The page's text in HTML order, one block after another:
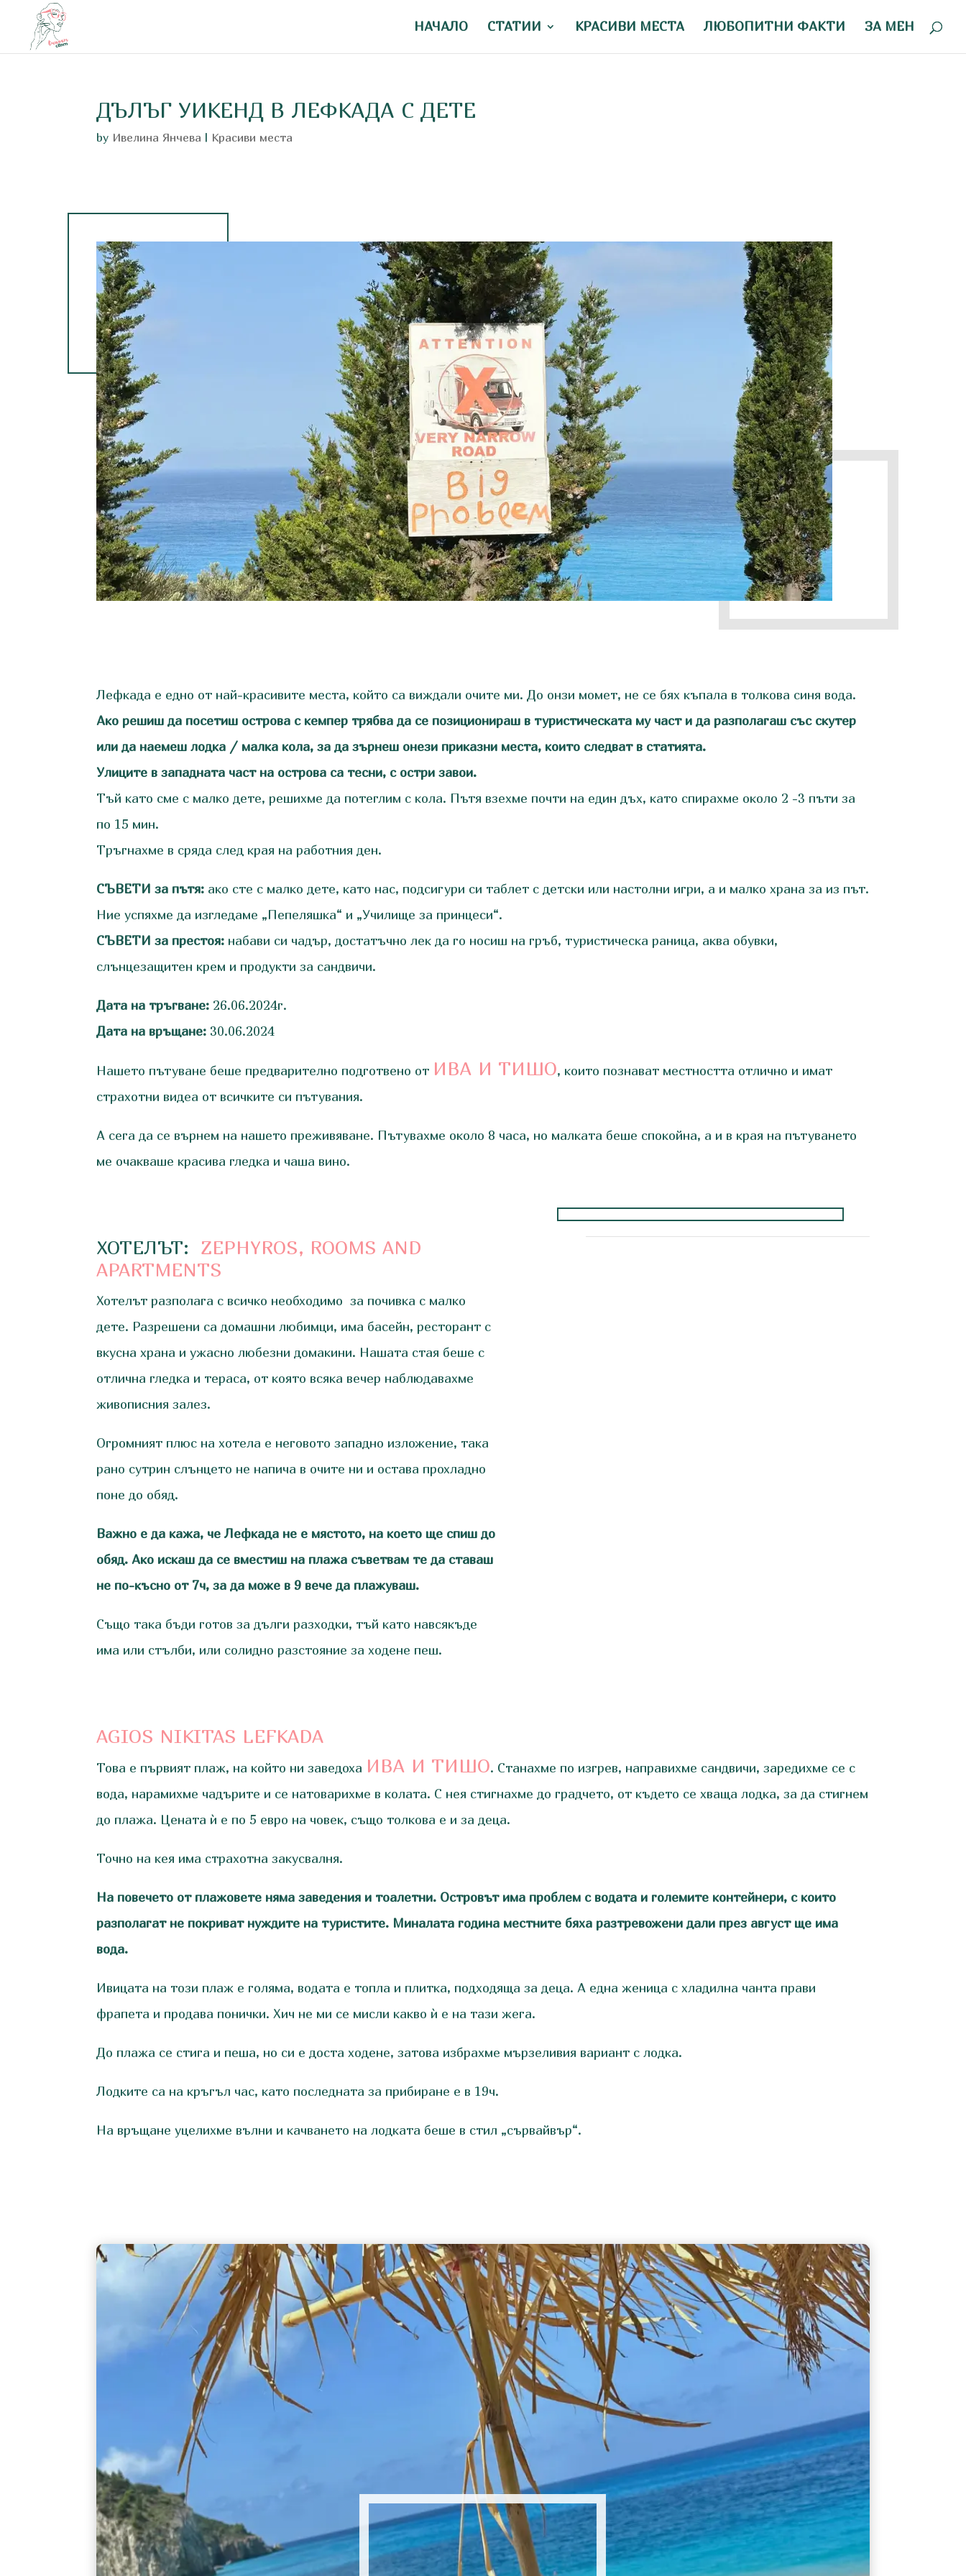
НАЧАЛО СТАТИИ КРАСИВИ МЕСТА ЛЮБОПИТНИ ФАКТИ ЗА МЕН
ДЪЛЪГ УИКЕНД В ЛЕФКАДА С ДЕТЕ
by Ивелина Янчева | Красиви места
Лефкада е едно от най-красивите места, който са виждали очите ми. До онзи момет, не се бях къпала в толкова синя вода.
Ако решиш да посетиш острова с кемпер трябва да се позиционираш в туристическата му част и да разполагаш със скутер
или да наемеш лодка / малка кола, за да зърнеш онези приказни места, които следват в статията.
Улиците в западната част на острова са тесни, с остри завои.
Тъй като сме с малко дете, решихме да потеглим с кола. Пътя взехме почти на един дъх, като спирахме около 2 -3 пъти за
по 15 мин.
Тръгнахме в сряда след края на работния ден.
СЪВЕТИ за пътя: ако сте с малко дете, като нас, подсигури си таблет с детски или настолни игри, а и малко храна за из път.
Ние успяхме да изгледаме „Пепеляшка“ и „Училище за принцеси“.
СЪВЕТИ за престоя: набави си чадър, достатъчно лек да го носиш на гръб, туристическа раница, аква обувки,
слънцезащитен крем и продукти за сандвичи.
Дата на тръгване: 26.06.2024г.
Дата на връщане: 30.06.2024
Нашето пътуване беше предварително подготвено от ИВА И ТИШО, които познават местността отлично и имат
страхотни видеа от всичките си пътувания.
А сега да се върнем на нашето преживяване. Пътувахме около 8 часа, но малката беше спокойна, а и в края на пътуването
ме очакваше красива гледка и чаша вино.
ХОТЕЛЪТ: ZEPHYROS, ROOMS AND
APARTMENTS
Хотелът разполага с всичко необходимо за почивка с малко
дете. Разрешени са домашни любимци, има басейн, ресторант с
вкусна храна и ужасно любезни домакини. Нашата стая беше с
отлична гледка и тераса, от която всяка вечер наблюдавахме
живописния залез.
Огромният плюс на хотела е неговото западно изложение, така
рано сутрин слънцето не напича в очите ни и остава прохладно
поне до обяд.
Важно е да кажа, че Лефкада не е мястото, на което ще спиш до
обяд. Ако искаш да се вместиш на плажа съветвам те да ставаш
не по-късно от 7ч, за да може в 9 вече да плажуваш.
Също така бъди готов за дълги разходки, тъй като навсякъде
има или стълби, или солидно разстояние за ходене пеш.
AGIOS NIKITAS LEFKADA
Това е първият плаж, на който ни заведоха ИВА И ТИШО. Станахме по изгрев, направихме сандвичи, заредихме се с
вода, нарамихме чадърите и се натоварихме в колата. С нея стигнахме до градчето, от където се хваща лодка, за да стигнем
до плажа. Цената ѝ е по 5 евро на човек, също толкова е и за деца.
Точно на кея има страхотна закусвалня.
На повечето от плажовете няма заведения и тоалетни. Островът има проблем с водата и големите контейнери, с които
разполагат не покриват нуждите на туристите. Миналата година местните бяха разтревожени дали през август ще има
вода.
Ивицата на този плаж е голяма, водата е топла и плитка, подходяща за деца. А една женица с хладилна чанта прави
фрапета и продава понички. Хич не ми се мисли какво ѝ е на тази жега.
До плажа се стига и пеша, но си е доста ходене, затова избрахме мързеливия вариант с лодка.
Лодките са на кръгъл час, като последната за прибиране е в 19ч.
На връщане уцелихме вълни и качването на лодката беше в стил „сървайвър“.